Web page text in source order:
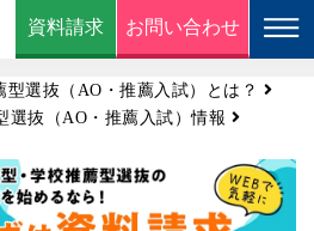
資料請求 お問い合わせ
型選抜（AO・推薦入試）とは？
選抜（AO・推薦入試）情報